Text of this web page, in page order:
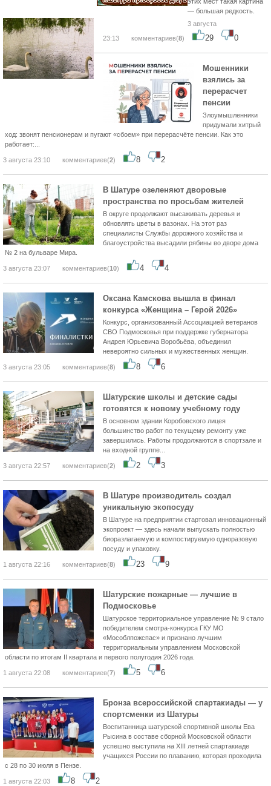
— большая редкость.
3 августа
23:13
комментариев(8) 29 0
Мошенники
взялись за
перерасчет
пенсии
Злоумышленники
придумали хитрый
ход: звонят пенсионерам и пугают «сбоем» при перерасчёте пенсии. Как это
работает:...
3 августа 23:10 комментариев(2) 8 2
В Шатуре озеленяют дворовые
пространства по просьбам жителей
В округе продолжают высаживать деревья и
обновлять цветы в вазонах. На этот раз
специалисты Службы дорожного хозяйства и
благоустройства высадили рябины во дворе дома
№ 2 на бульваре Мира.
3 августа 23:07 комментариев(10) 4 4
Оксана Камскова вышла в финал
конкурса «Женщина – Герой 2026»
Конкурс, организованный Ассоциацией ветеранов
СВО Подмосковья при поддержке губернатора
Андрея Юрьевича Воробьёва, объединил
невероятно сильных и мужественных женщин.
3 августа 23:05 комментариев(8) 8 6
Шатурские школы и детские сады
готовятся к новому учебному году
В основном здании Коробовского лицея
большинство работ по текущему ремонту уже
завершились. Работы продолжаются в спортзале и
на входной группе...
3 августа 22:57 комментариев(2) 2 3
В Шатуре производитель создал
уникальную экопосуду
В Шатуре на предприятии стартовал инновационный
экопроект — здесь начали выпускать полностью
биоразлагаемую и компостируемую одноразовую
посуду и упаковку.
1 августа 22:16 комментариев(8) 23 9
Шатурские пожарные — лучшие в
Подмосковье
Шатурское территориальное управление № 9 стало
победителем смотра-конкурса ГКУ МО
«Мособлпожспас» и признано лучшим
территориальным управлением Московской
области по итогам II квартала и первого полугодия 2026 года.
1 августа 22:08 комментариев(7) 5 6
Бронза всероссийской спартакиады — у
спортсменки из Шатуры
Воспитанница шатурской спортивной школы Ева
Рысина в составе сборной Московской области
успешно выступила на XIII летней спартакиаде
учащихся России по плаванию, которая проходила
с 28 по 30 июля в Пензе.
1 августа 22:03 8 2